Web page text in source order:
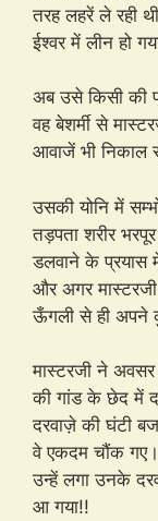
तरह लहरें ले रही
ईश्वर में लीन हो
अब उसे किसी की
वह बेशर्मी से
आवाजें भी निकाल
उसकी योनि में
तड़पता शरीर
डलवाने के प्रयास
और अगर मास्टरजी
ऊँगली से ही अपने
मास्टरजी ने
की गांड के छेद में
दरवाज़े की घंटी
वे एकदम चौंक गए।
उन्हें लगा उनके
आ गया!!